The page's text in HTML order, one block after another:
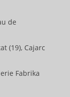
de
(19), Cajarc
Fabrika